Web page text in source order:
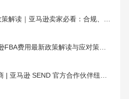
美国海运、关税、亚马逊FBA费用最新政策解读与应对策略（2026版）